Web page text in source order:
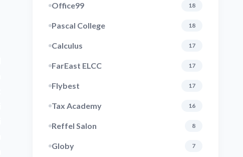
Office99 18
Pascal College 18
Calculus 17
FarEast ELCC 17
Flybest 17
Tax Academy 16
Reffel Salon 8
Globy 7